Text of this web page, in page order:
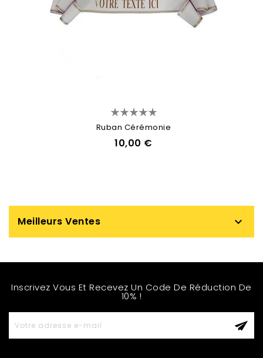
Ruban Cérémonie
10,00 €
Meilleurs Ventes 
Inscrivez Vous Et Recevez Un Code De Réduction De
10% !